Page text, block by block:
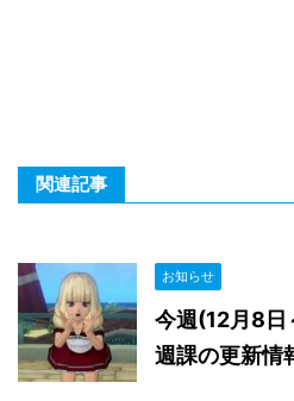
関連記事
お知らせ
今週(12月8日
週課の更新情